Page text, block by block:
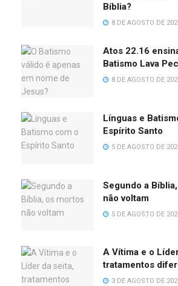
Bíblia?
8 DE AGOSTO DE
Atos 22.16
Batismo Lava
8 DE AGOSTO DE
Línguas e
Espírito Santo
5 DE AGOSTO DE
Segundo a
não voltam
5 DE AGOSTO DE
A Vítima e o
tratamentos
3 DE AGOSTO DE